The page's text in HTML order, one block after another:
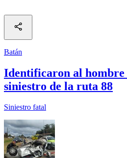
Batán
Identificaron al hombre
siniestro de la ruta 88
Siniestro fatal